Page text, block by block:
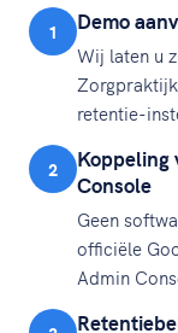
1 Demo
Wij laten u
retentie-
2
Koppeling
Console
Geen
officiële
Admin